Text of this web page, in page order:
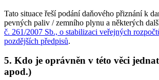
Tato situace řeší podání daňového přiznání k
pevných paliv / zemního plynu a některých
č. 261/2007 Sb., o stabilizaci veřejných
pozdějších předpisů.
5. Kdo je oprávněn v této věci
apod.)